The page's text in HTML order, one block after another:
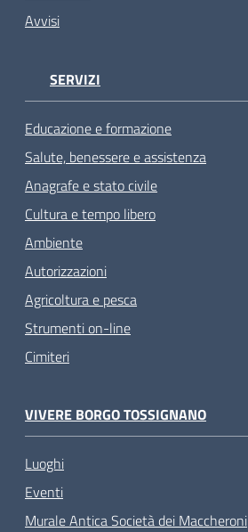
Avvisi
SERVIZI
Educazione e formazione
Salute, benessere e assistenza
Anagrafe e stato civile
Cultura e tempo libero
Ambiente
Autorizzazioni
Agricoltura e pesca
Strumenti on-line
Cimiteri
VIVERE BORGO TOSSIGNANO
Luoghi
Eventi
Murale Antica Società dei Maccheroni